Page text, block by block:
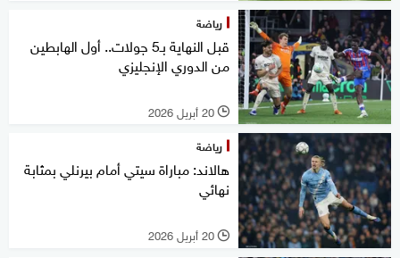
رياضة
قبل النهاية بـ5 جولات.. أول الهابطين
من الدوري الإنجليزي
l 20 أبريل 2026
رياضة
هالاند: مباراة سيتي أمام بيرنلي بمثابة
نهائي
l 20 أبريل 2026